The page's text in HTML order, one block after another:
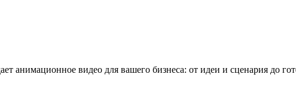
анимационное видео для вашего бизнеса: от идеи и сценария до